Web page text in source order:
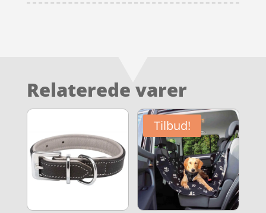
Relaterede varer
Tilbud!